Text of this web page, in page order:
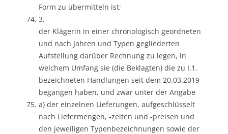
Form zu übermitteln ist;
3.
der Klägerin in einer chronologisch geordneten
und nach Jahren und Typen gegliederten
Aufstellung darüber Rechnung zu legen, in
welchem Umfang sie (die Beklagten) die zu I.1.
bezeichneten Handlungen seit dem 20.03.2019
begangen haben, und zwar unter der Angabe
a) der einzelnen Lieferungen, aufgeschlüsselt
nach Liefermengen, -zeiten und -preisen und
den jeweiligen Typenbezeichnungen sowie der